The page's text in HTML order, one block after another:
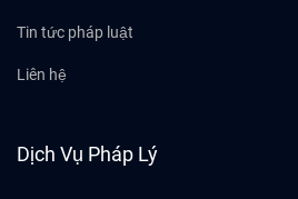
Tin tức pháp luật
Liên hệ
Dịch Vụ Pháp Lý